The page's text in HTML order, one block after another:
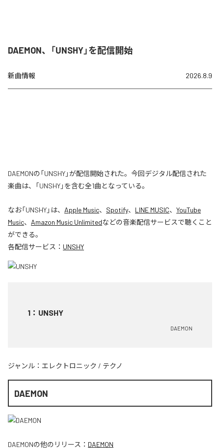
DAEMON、「UNSHY」を配信開始
新曲情報 2026.8.9
DAEMONの「UNSHY」が配信開始された。今回デジタル配信された
楽曲は、「UNSHY」を含む全1曲となっている。
なお「UNSHY」は、 Apple Music、 Spotify、 LINE MUSIC、 YouTube
Music、 Amazon Music Unlimitedなどの音楽配信サービスで聴くこと
ができる。
各配信サービス： UNSHY
1 ： UNSHY
DAEMON
ジャンル： エレクトロニック / テクノ
DAEMON
DAEMONの他のリリース： DAEMON